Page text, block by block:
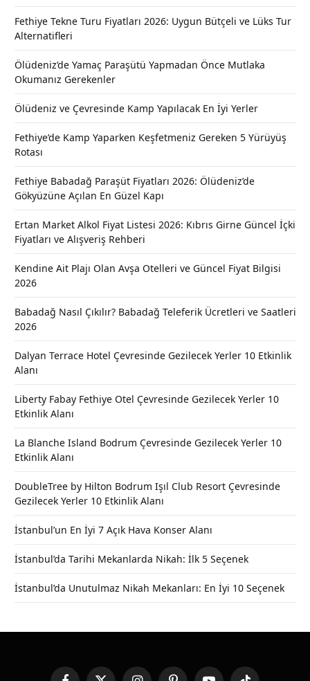
Fethiye Tekne Turu Fiyatları 2026: Uygun Bütçeli ve Lüks Tur
Alternatifleri
Ölüdeniz’de Yamaç Paraşütü Yapmadan Önce Mutlaka
Okumanız Gerekenler
Ölüdeniz ve Çevresinde Kamp Yapılacak En İyi Yerler
Fethiye’de Kamp Yaparken Keşfetmeniz Gereken 5 Yürüyüş
Rotası
Fethiye Babadağ Paraşüt Fiyatları 2026: Ölüdeniz’de
Gökyüzüne Açılan En Güzel Kapı
Ertan Market Alkol Fiyat Listesi 2026: Kıbrıs Girne Güncel İçki
Fiyatları ve Alışveriş Rehberi
Kendine Ait Plajı Olan Avşa Otelleri ve Güncel Fiyat Bilgisi
2026
Babadağ Nasıl Çıkılır? Babadağ Teleferik Ücretleri ve Saatleri
2026
Dalyan Terrace Hotel Çevresinde Gezilecek Yerler 10 Etkinlik
Alanı
Liberty Fabay Fethiye Otel Çevresinde Gezilecek Yerler 10
Etkinlik Alanı
La Blanche Island Bodrum Çevresinde Gezilecek Yerler 10
Etkinlik Alanı
DoubleTree by Hilton Bodrum Işıl Club Resort Çevresinde
Gezilecek Yerler 10 Etkinlik Alanı
İstanbul’un En İyi 7 Açık Hava Konser Alanı
İstanbul’da Tarihi Mekanlarda Nikah: İlk 5 Seçenek
İstanbul’da Unutulmaz Nikah Mekanları: En İyi 10 Seçenek